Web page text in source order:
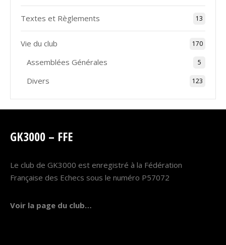
Textes et Règlements 13
Vie du club 170
Assemblées Générales 5
Divers 123
GK3000 – FFE
Le club de GK3000 est enregistré à la Fédération
Française des Echecs sous le numéro P57072
Voir la page du club…